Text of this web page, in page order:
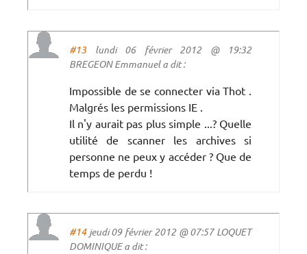
#13 lundi 06 février 2012 @ 19:32
BREGEON Emmanuel a dit :
Impossible de se connecter via Thot .
Malgrés les permissions IE .
Il n'y aurait pas plus simple ...? Quelle
utilité de scanner les archives si
personne ne peux y accéder ? Que de
temps de perdu !
#14jeudi 09 février 2012 @ 07:57 LOQUET
DOMINIQUE a dit :